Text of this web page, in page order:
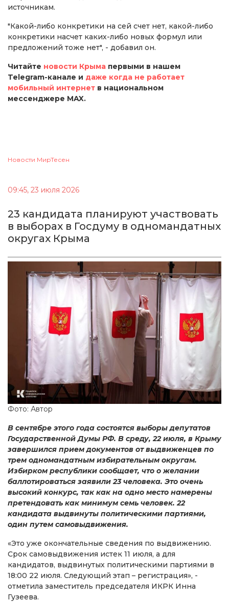
источникам.
"Какой-либо конкретики на сей счет нет, какой-либо
конкретики насчет каких-либо новых формул или
предложений тоже нет", - добавил он.
Читайте новости Крыма первыми в нашем
Telegram-канале и даже когда не работает
мобильный интернет в национальном
мессенджере MAX.
Новости МирТесен
09:45, 23 июля 2026
23 кандидата планируют участвовать
в выборах в Госдуму в одномандатных
округах Крыма
Фото: Автор
В сентябре этого года состоятся выборы депутатов
Государственной Думы РФ. В среду, 22 июля, в Крыму
завершился прием документов от выдвиженцев по
трем одномандатным избирательным округам.
Избирком республики сообщает, что о желании
баллотироваться заявили 23 человека. Это очень
высокий конкурс, так как на одно место намерены
претендовать как минимум семь человек. 22
кандидата выдвинуты политическими партиями,
один путем самовыдвижения.
«Это уже окончательные сведения по выдвижению.
Срок самовыдвижения истек 11 июля, а для
кандидатов, выдвинутых политическими партиями в
18:00 22 июля. Следующий этап – регистрация», -
отметила заместитель председателя ИКРК Инна
Гузеева.